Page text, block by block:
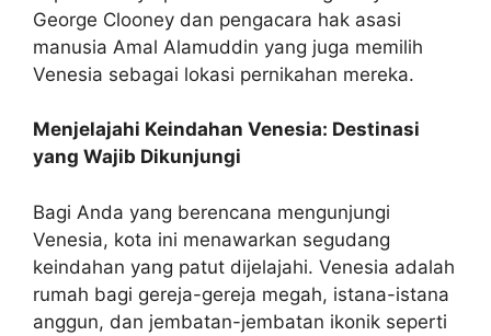
George Clooney dan pengacara hak asasi
manusia Amal Alamuddin yang juga memilih
Venesia sebagai lokasi pernikahan mereka.
Menjelajahi Keindahan Venesia: Destinasi
yang Wajib Dikunjungi
Bagi Anda yang berencana mengunjungi
Venesia, kota ini menawarkan segudang
keindahan yang patut dijelajahi. Venesia adalah
rumah bagi gereja-gereja megah, istana-istana
anggun, dan jembatan-jembatan ikonik seperti